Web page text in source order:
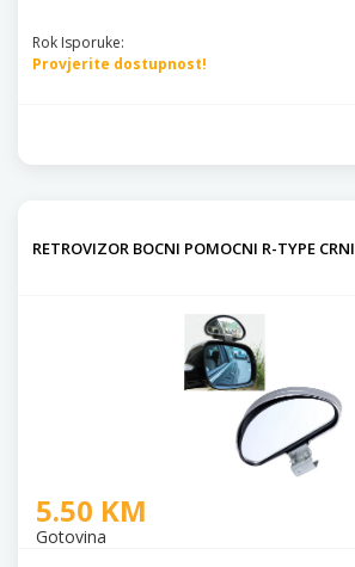
Rok Isporuke:
Provjerite dostupnost!
RETROVIZOR BOCNI POMOCNI R-TYPE CRNI
5.50 KM
Gotovina